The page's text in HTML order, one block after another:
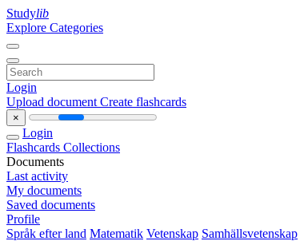
Studylib
Explore Categories
Login
Upload document Create flashcards
×
Login
Flashcards Collections
Documents
Last activity
My documents
Saved documents
Profile
Språk efter land Matematik Vetenskap Samhällsvetenskap